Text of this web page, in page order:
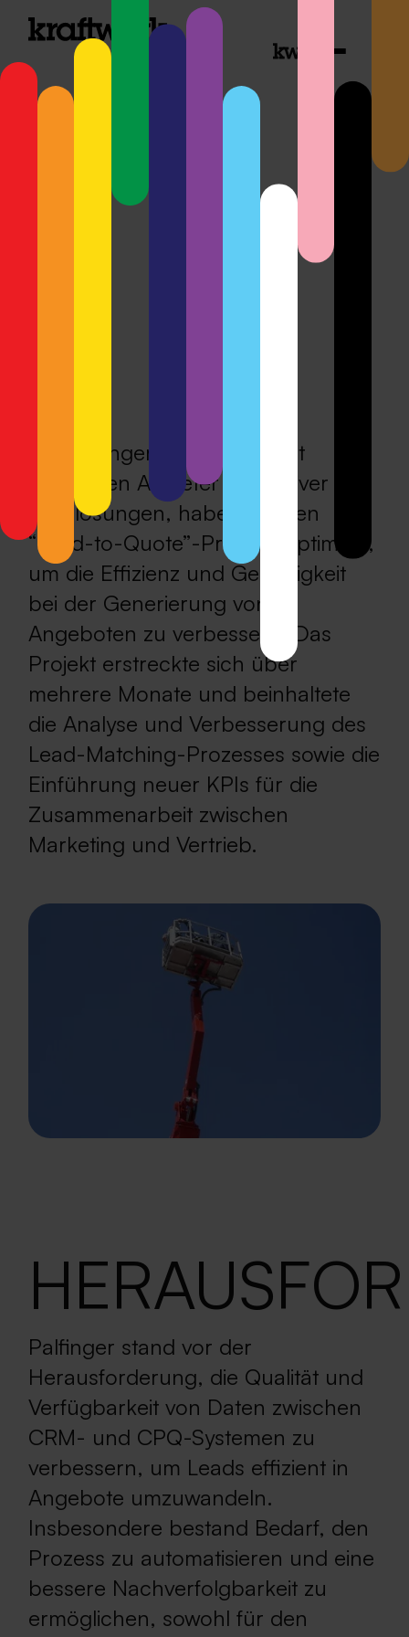
Lead-to-Quote
Für Palfinger, einem weltweit
führenden Anbieter innovativer
Kranlösungen, haben wir den
“Lead-to-Quote”-Prozess optimiert,
um die Effizienz und Genauigkeit
bei der Generierung von
Angeboten zu verbessern. Das
Projekt erstreckte sich über
mehrere Monate und beinhaltete
die Analyse und Verbesserung des
Lead-Matching-Prozesses sowie die
Einführung neuer KPIs für die
Zusammenarbeit zwischen
Marketing und Vertrieb.
Palfinger stand vor der
Herausforderung, die Qualität und
Verfügbarkeit von Daten zwischen
CRM- und CPQ-Systemen zu
verbessern, um Leads effizient in
Angebote umzuwandeln.
Insbesondere bestand Bedarf, den
Prozess zu automatisieren und eine
bessere Nachverfolgbarkeit zu
ermöglichen, sowohl für den